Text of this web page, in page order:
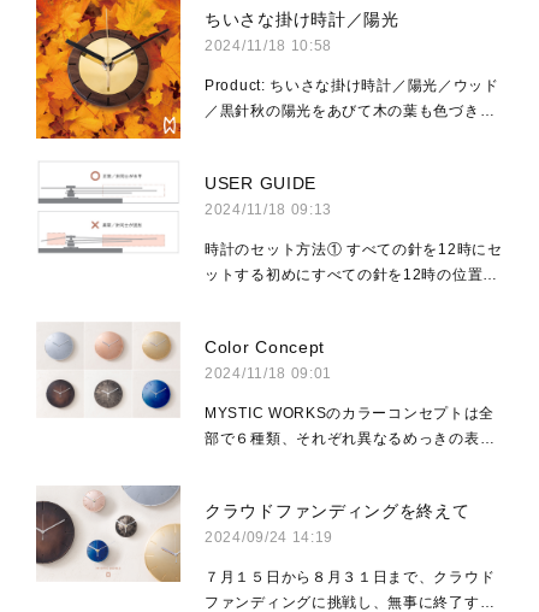
れた、今までにない掛け時計掛け時計は、
針の位...
ちいさな掛け時計／陽光
2024/11/18 10:58
Product: ちいさな掛け時計／陽光／ウッド
／黒針秋の陽光をあびて木の葉も色づきは
ットの周縁を「陽光」をイメージした金め
っきが...
USER GUIDE
2024/11/18 09:13
時計のセット方法① すべての針を12時にセ
ットする初めにすべての針を12時の位置に
のダイヤルを回して現在時刻に合わせる時
計背面の...
Color Concept
2024/11/18 09:01
MYSTIC WORKSのカラーコンセプトは全
部で６種類、それぞれ異なるめっきの表面
げられた鏡のようにかがやく華やかな姿の
「朝焼け」...
クラウドファンディングを終えて
2024/09/24 14:19
７月１５日から８月３１日まで、クラウド
ファンディングに挑戦し、無事に終了する